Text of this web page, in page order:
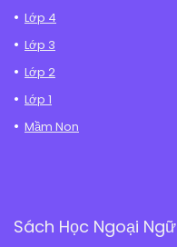
Lớp 4
Lớp 3
Lớp 2
Lớp 1
Mầm Non
Sách Học Ngoại Ngữ